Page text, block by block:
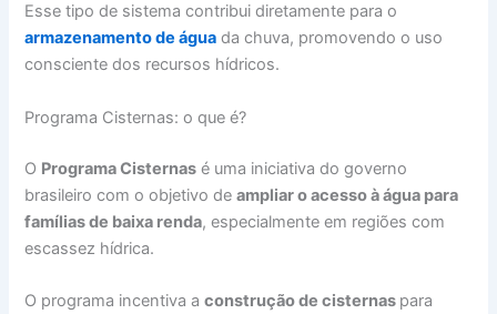
Esse tipo de sistema contribui diretamente para o
armazenamento de água da chuva, promovendo o uso
consciente dos recursos hídricos.
Programa Cisternas: o que é?
O Programa Cisternas é uma iniciativa do governo
brasileiro com o objetivo deampliar o acesso à água para
famílias de baixa renda, especialmente em regiões com
escassez hídrica.
O programa incentiva aconstrução de cisternas para